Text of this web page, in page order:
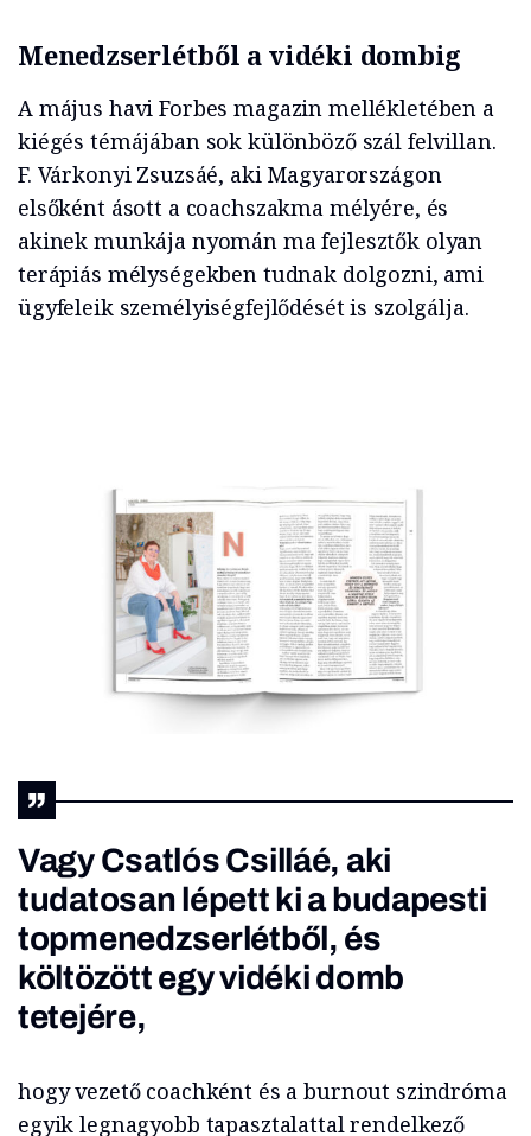
Menedzserlétből a vidéki dombig
A május havi Forbes magazin mellékletében a
kiégés témájában sok különböző szál felvillan.
F. Várkonyi Zsuzsáé, aki Magyarországon
elsőként ásott a coachszakma mélyére, és
akinek munkája nyomán ma fejlesztők olyan
terápiás mélységekben tudnak dolgozni, ami
ügyfeleik személyiségfejlődését is szolgálja.
Vagy Csatlós Csilláé, aki
tudatosan lépett ki a budapesti
topmenedzserlétből, és
költözött egy vidéki domb
tetejére,
hogy vezető coachként és a burnout szindróma
egyik legnagyobb tapasztalattal rendelkező